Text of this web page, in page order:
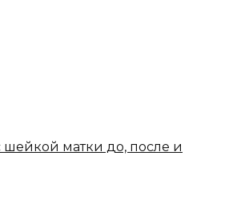
шейкой матки до, после и